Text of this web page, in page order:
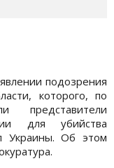
подозрения
которого, по
представители
для убийства
Украины. Об этом